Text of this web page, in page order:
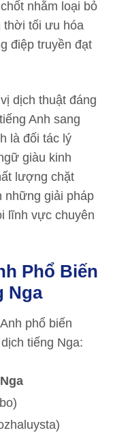
nhằm loại bỏ
thời tối ưu hóa
điệp truyền đạt
dịch thuật đáng
Anh sang
là đối tác lý
giàu kinh
lượng chặt
những giải pháp
lĩnh vực chuyên
Phổ Biến
Nga
phổ biến
tiếng Nga: